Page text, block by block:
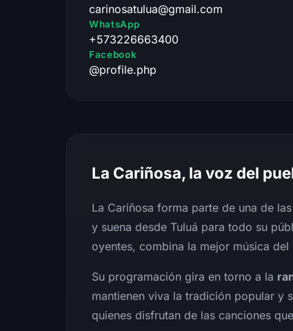
carinosatulua@gmail.com
WhatsApp
+573226663400
Facebook
@profile.php
La Cariñosa, la voz del
La Cariñosa forma parte de una de
y suena desde Tuluá para todo su
oyentes, combina la mejor música
Su programación gira en torno a la
mantienen viva la tradición popular y
quienes disfrutan de las canciones